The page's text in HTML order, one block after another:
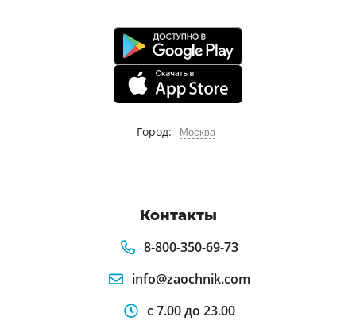
Город: Москва
Контакты
8-800-350-69-73
info@zaochnik.com
с 7.00 до 23.00